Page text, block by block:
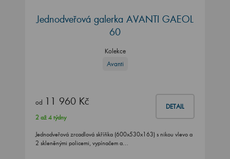
Jednodveřová galerka AVANTI GAEOL
60
Kolekce
Avanti
od 11 960 Kč DETAIL
2 až 4 týdny
Jednodveřová zrcadlová skříňka (600x530x163) s nikou vlevo a
2 skleněnými policemi, vypínačem a…